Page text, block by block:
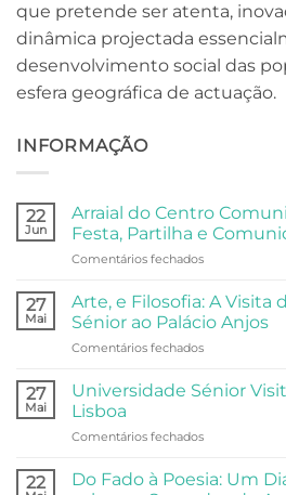
que pretende ser atenta,
dinâmica projectada
desenvolvimento social das
esfera geográfica de actuação.
INFORMAÇÃO
22
Jun
Arraial do Centro
Festa, Partilha e
Comentários fechadosem
do
Centro
Comunitário:
Dois
de
e
27
Mai
Arte, e Filosofia: A Visita
Sénior ao Palácio Anjos
Comentários fechadosem
e
Filosofia:
Visita
Universidade
27
Mai
Universidade Sénior
Lisboa
Comentários fechadosem
Sénior
Visita
22
Do Fado à Poesia: Um